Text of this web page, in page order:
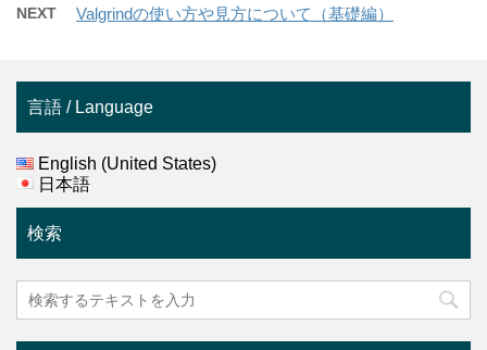
NEXT Valgrindの使い方や見方について（基礎編）
言語 / Language
English (United States)
日本語
検索